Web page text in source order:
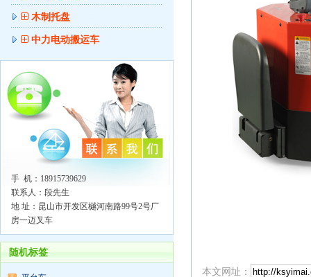
木制托盘
中力电动搬运车
手 机：18915739629
联系人：段先生
地 址：昆山市开发区樾河南路99号2号厂
房一迈叉车
随机标签
本文网址：